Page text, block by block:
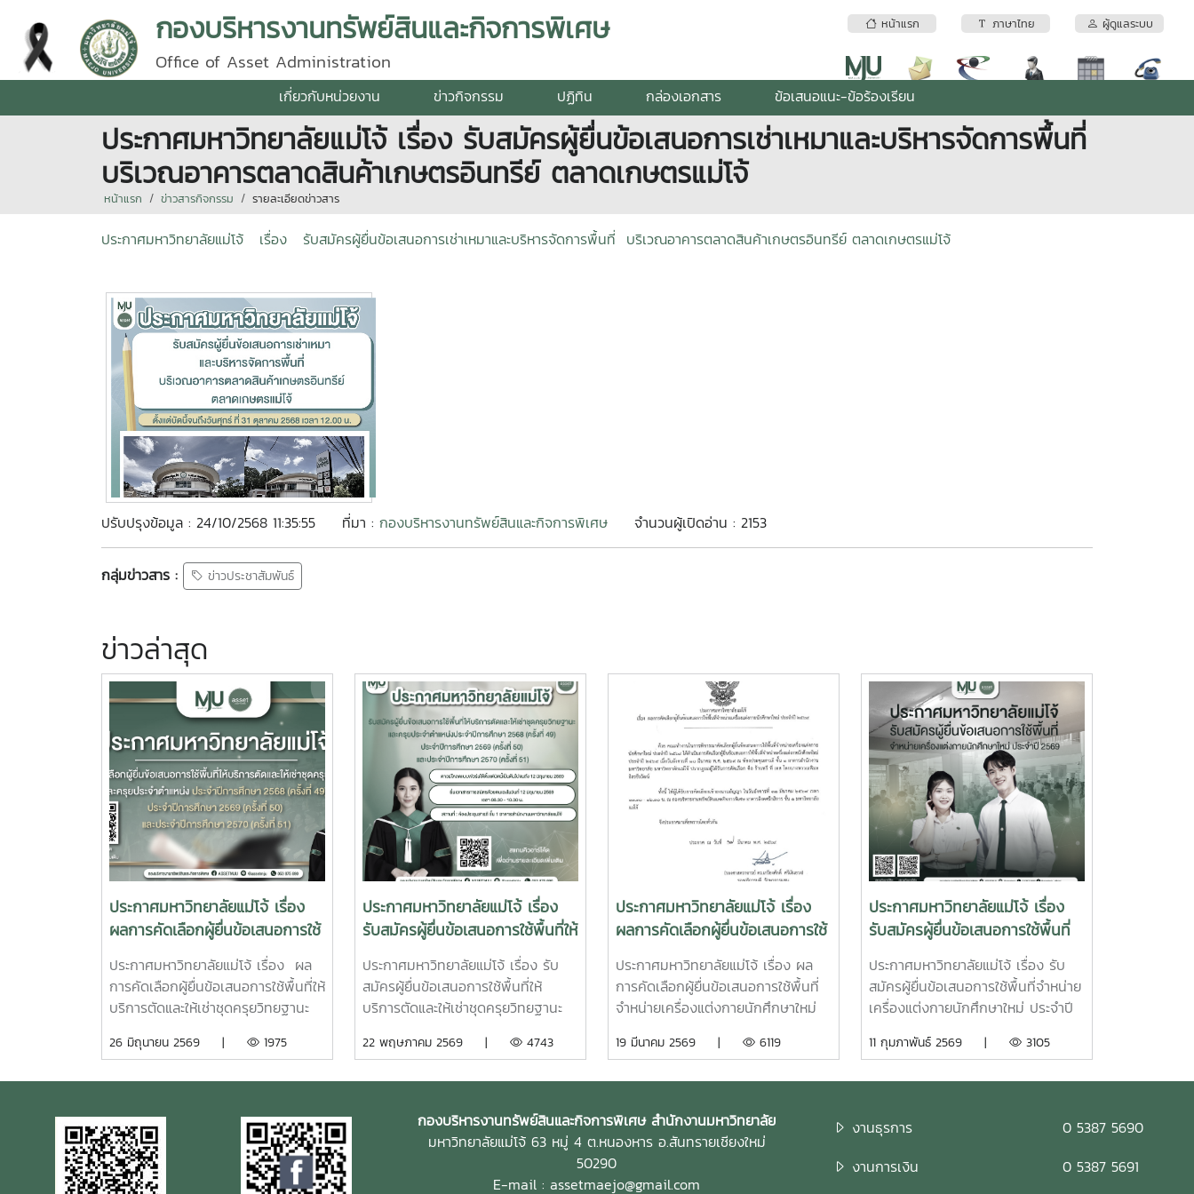
หน้าแรก ภาษาไทย ผู้ดูแลระบบ
กองบริหารงานทรัพย์สินและกิจการพิเศษ
Office of Asset Administration
เกี่ยวกับหน่วยงาน ข่าวกิจกรรม ปฏิทิน กล่องเอกสาร ข้อเสนอแนะ-ข้อร้องเรียน
ประกาศมหาวิทยาลัยแม่โจ้ เรื่อง รับสมัครผู้ยื่นข้อเสนอการเช่าเหมาและบริหารจัดการพื้นที่
บริเวณอาคารตลาดสินค้าเกษตรอินทรีย์ ตลาดเกษตรแม่โจ้
หน้าแรก ข่าวสารกิจกรรม รายละเอียดข่าวสาร
ประกาศมหาวิทยาลัยแม่โจ้ เรื่อง รับสมัครผู้ยื่นข้อเสนอการเช่าเหมาและบริหารจัดการพื้นที่ บริเวณอาคารตลาดสินค้าเกษตรอินทรีย์ ตลาดเกษตรแม่โจ้
ปรับปรุงข้อมูล : 24/10/2568 11:35:55 ที่มา : กองบริหารงานทรัพย์สินและกิจการพิเศษ จำนวนผู้เปิดอ่าน : 2153
กลุ่มข่าวสาร : ข่าวประชาสัมพันธ์
ข่าวล่าสุด
ประกาศมหาวิทยาลัยแม่โจ้ เรื่อง
ผลการคัดเลือกผู้ยื่นข้อเสนอการใช้
พื้นที่ให้บริการตัดและให้เช่าชุดครุย
วิทยฐานะและครุยประจำตำแหน่ง
ประจำปีการศึกษา 2568 (ครั้งที่
49) ประจำปีการศึกษา 2569 (ครั้ง
ที่ 50) และประจำปีการศึกษา
ประกาศมหาวิทยาลัยแม่โจ้ เรื่อง ผล
การคัดเลือกผู้ยื่นข้อเสนอการใช้พื้นที่ให้
บริการตัดและให้เช่าชุดครุยวิทยฐานะ
ศึกษา 2568 (ครั้งที่ 49) ประจำปีการ
26 มิถุนายน 2569 | 1975
ประกาศมหาวิทยาลัยแม่โจ้ เรื่อง
รับสมัครผู้ยื่นข้อเสนอการใช้พื้นที่ให้
บริการตัดและให้เช่าชุดครุย
วิทยฐานะ และครุยประจำตำแหน่ง
ประจำปีการศึกษา 2568 (ครั้งที่
49) ประจำปีการศึกษา 2569 (ครั้ง
ที่ 50) และประจำปีการศึกษา
ประกาศมหาวิทยาลัยแม่โจ้ เรื่อง รับ
สมัครผู้ยื่นข้อเสนอการใช้พื้นที่ให้
บริการตัดและให้เช่าชุดครุยวิทยฐานะ
ศึกษา 2568 (ครั้งที่ 49) ประจำปีการ
แถบสีครุยวิทยฐานะ และสีประจำคณะ
วิทยาลัย ของมหาวิทยาลัยแม่โจ้
22 พฤษภาคม 2569 | 4743
ประกาศมหาวิทยาลัยแม่โจ้ เรื่อง
ผลการคัดเลือกผู้ยื่นข้อเสนอการใช้
พื้นที่จำหน่ายเครื่องแต่งกาย
นักศึกษาใหม่ ประจำปี 2569
ประกาศมหาวิทยาลัยแม่โจ้ เรื่อง ผล
การคัดเลือกผู้ยื่นข้อเสนอการใช้พื้นที่
จำหน่ายเครื่องแต่งกายนักศึกษาใหม่
19 มีนาคม 2569 | 6119
ประกาศมหาวิทยาลัยแม่โจ้ เรื่อง
รับสมัครผู้ยื่นข้อเสนอการใช้พื้นที่
จำหน่ายเครื่องแต่งกายนักศึกษา
ใหม่ ประจำปี 2569
ประกาศมหาวิทยาลัยแม่โจ้ เรื่อง รับ
สมัครผู้ยื่นข้อเสนอการใช้พื้นที่จำหน่าย
เครื่องแต่งกายนักศึกษาใหม่ ประจำปี
การใช้พื้นที่จำหน่ายเครื่องแต่งกาย
ใหม่ ประจำปี 2569 ในระหว่างวันที่ 20
มิถุนายน – 1 กรกฎาคม 2569 หรือ
ภายในช่วงเวลาที่มหาวิทยาลัยกำหนด
11 กุมภาพันธ์ 2569 | 3105
กองบริหารงานทรัพย์สินและกิจการพิเศษ สำนักงานมหาวิทยาลัย
มหาวิทยาลัยแม่โจ้ 63 หมู่ 4 ต.หนองหาร อ.สันทรายเชียงใหม่
50290
E-mail : assetmaejo@gmail.com
งานธุรการ
0 5387 5690
งานการเงิน
0 5387 5691